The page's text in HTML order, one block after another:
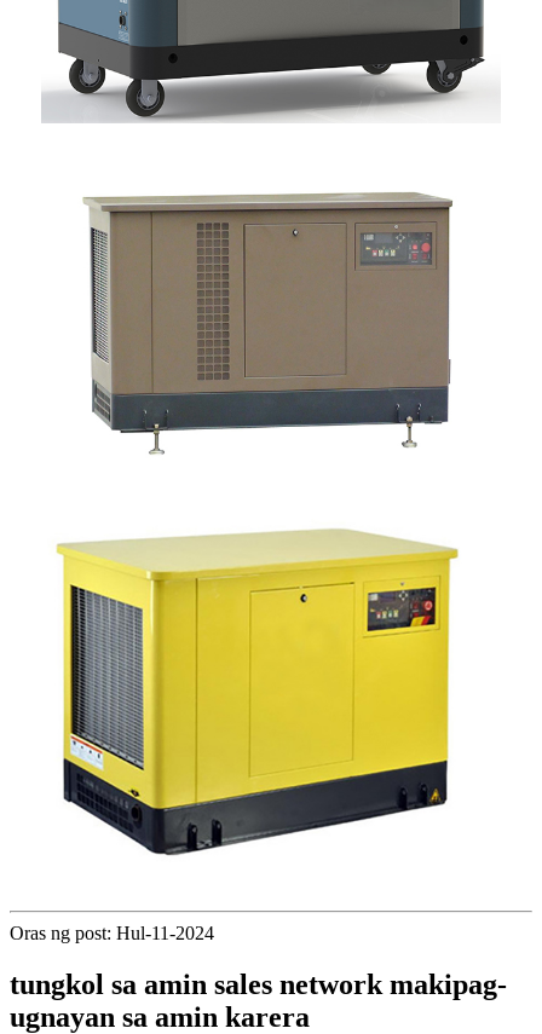
Oras ng post: Hul-11-2024
tungkol sa amin sales network makipag-
ugnayan sa amin karera